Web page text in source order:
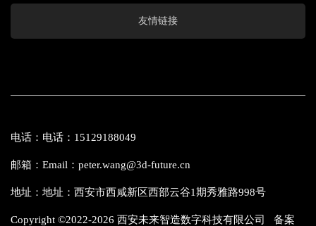
友情链接
电话：电话：15129188049
邮箱：Email：peter.wang@3d-future.cn
地址：地址：西安市西咸新区西部云谷1期秀雅路998号
Copyright ©2022-2026 西安未来智造数字科技有限公司 备案